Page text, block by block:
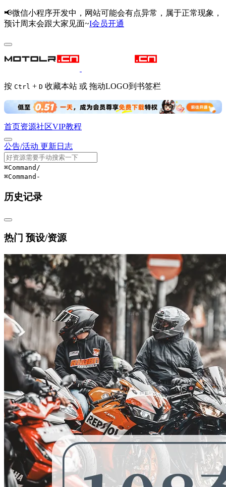
📢微信小程序开发中，网站可能会有点异常，属于正常现象，
预计周末会跟大家见面~I会员开通
按 Ctrl + D 收藏本站 或 拖动LOGO到书签栏
首页资源社区VIP教程
公告/活动 更新日志
⌘Command /
⌘Command -
历史记录
热门 预设/资源